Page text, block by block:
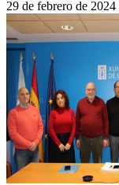
29 de febrero de 2024